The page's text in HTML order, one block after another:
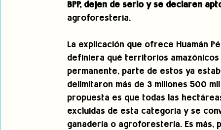
BPP, dejen de serlo y se declaren
agroforestería.
La explicación que ofrece Huamán
definiera qué territorios
permanente, parte de estos ya
delimitaron más de 3 millones 500
propuesta es que todas las
excluidas de esta categoría y se
ganadería o agroforestería. Es más,